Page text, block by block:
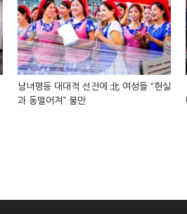
남녀평등 대대적 선전에 北 여성들 “현실
과 동떨어져” 불만